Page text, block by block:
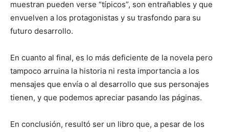
muestran pueden verse “típicos”, son entrañables y que
envuelven a los protagonistas y su trasfondo para su
futuro desarrollo.
En cuanto al final, es lo más deficiente de la novela pero
tampoco arruina la historia ni resta importancia a los
mensajes que envía o al desarrollo que sus personajes
tienen, y que podemos apreciar pasando las páginas.
En conclusión, resultó ser un libro que, a pesar de los